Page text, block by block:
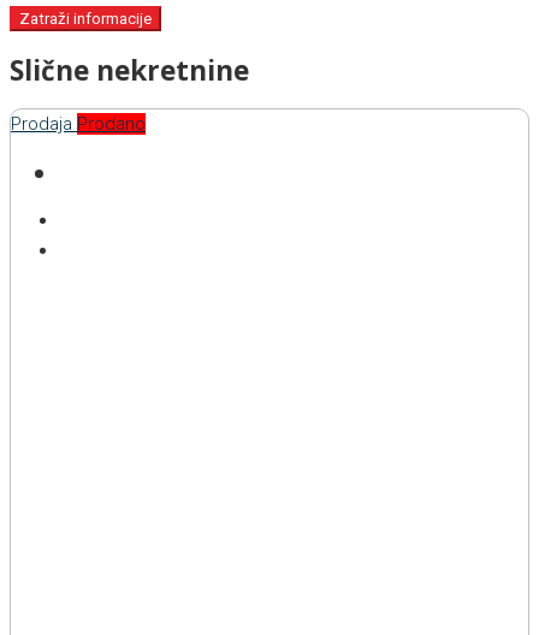
Zatraži informacije
Slične nekretnine
Prodaja Prodano